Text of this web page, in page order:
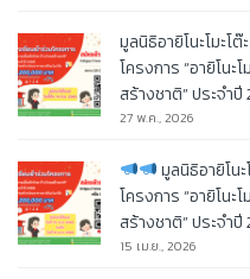
มูลนิธิอายิโนะโมะโ
โครงการ “อายิโนะ
สร้างชาติ” ประจำปี
27 พ.ค., 2026
มูลนิธิอายิโน
โครงการ “อายิโนะ
สร้างชาติ” ประจำปี
15 เม.ย., 2026